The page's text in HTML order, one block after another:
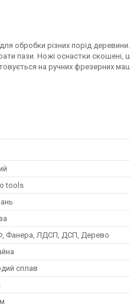
обробки різних порід
пази. Ножі оснастки скошені,
на ручних фрезерних
tools
Фанера, ЛДСП, ДСП, Дерево
сплав